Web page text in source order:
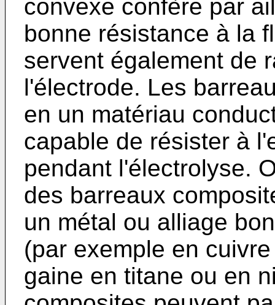
convexe confère par
bonne résistance à la
servent également de
l'électrode. Les
en un matériau
capable de résister à
pendant l'électrolyse.
des barreaux
un métal ou alliage
(par exemple en
gaine en titane ou en